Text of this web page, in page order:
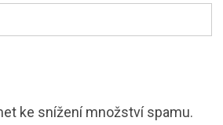
ke snížení množství spamu.